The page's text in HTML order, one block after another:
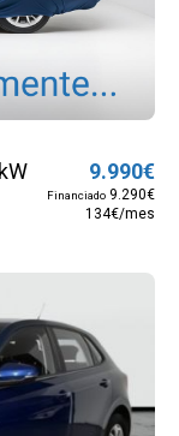
(95CV) BMT
9.990€
Financiado 9.290€
134€/mes